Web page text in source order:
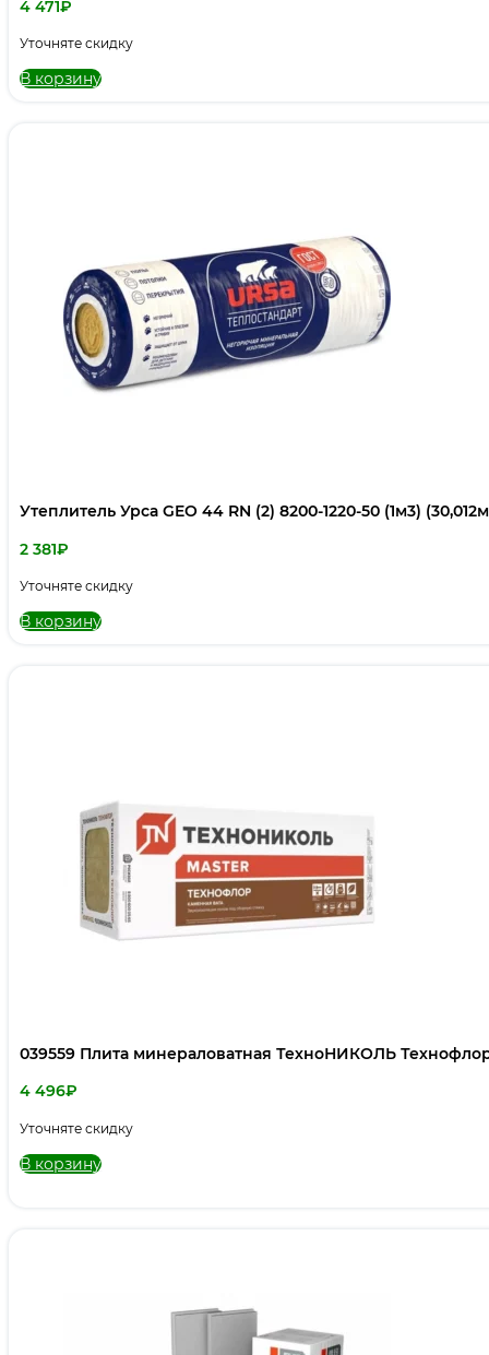
4 471₽
Уточняте скидку
В корзину
Утеплитель Урса GEO 44 RN (2) 8200-1220-50 (1м3)
2 381₽
Уточняте скидку
В корзину
039559 Плита минераловатная ТехноНИКОЛЬ
4 496₽
Уточняте скидку
В корзину